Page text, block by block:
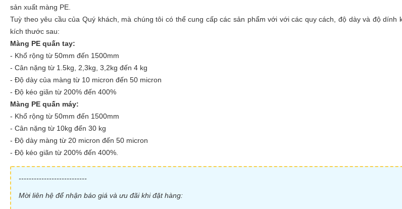
sản xuất màng PE.
Tuỳ theo yêu cầu của Quý khách, mà chúng tôi có thể cung cấp các sản phẩm với với các quy cách, độ dày và độ dính
kích thước sau:
Màng PE quấn tay:
- Khổ rộng từ 50mm đến 1500mm
- Cân nặng từ 1.5kg, 2,3kg, 3,2kg đến 4 kg
- Độ dày của màng từ 10 micron đến 50 micron
- Độ kéo giãn từ 200% đến 400%
Màng PE quấn máy:
- Khổ rộng từ 50mm đến 1500mm
- Cân nặng từ 10kg đến 30 kg
- Độ dày màng từ 20 micron đến 50 micron
- Độ kéo giãn từ 200% đến 400%.
---------------------------
Mời liên hệ để nhận báo giá và ưu đãi khi đặt hàng: